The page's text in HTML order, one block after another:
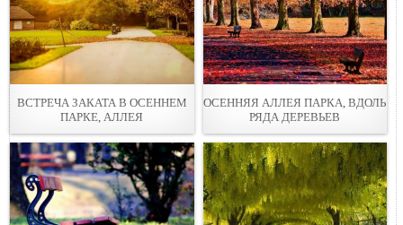
ВСТРЕЧА ЗАКАТА В ОСЕННЕМ
ПАРКЕ, АЛЛЕЯ
ОСЕННЯЯ АЛЛЕЯ ПАРКА, ВДОЛЬ
РЯДА ДЕРЕВЬЕВ